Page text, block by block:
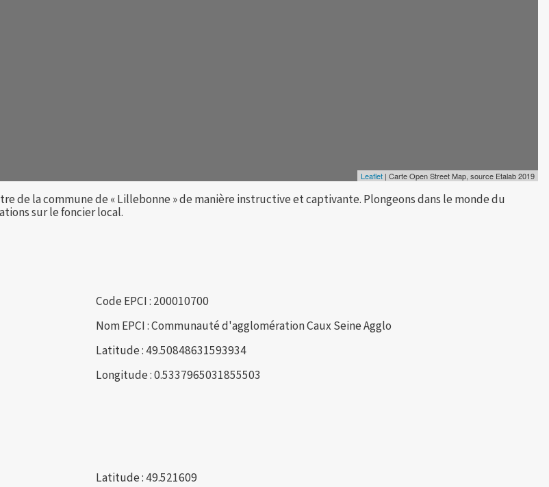
Leaflet | Carte Open Street Map, source Etalab 2019
de la commune de « Lillebonne » de manière instructive et captivante. Plongeons dans le monde du
sur le foncier local.
Code EPCI : 200010700
Nom EPCI : Communauté d'agglomération Caux Seine Agglo
Latitude : 49.50848631593934
Longitude : 0.5337965031855503
Latitude : 49.521609